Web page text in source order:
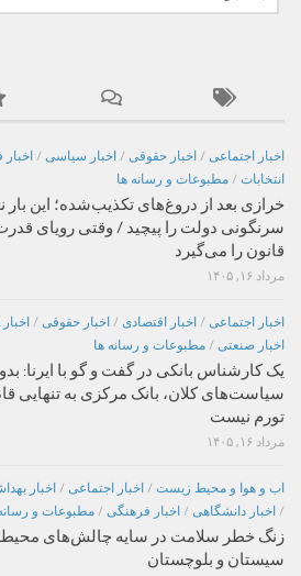
برای:
اخبار اجتماعی / اخبار حقوقی / اخبار سیاسی /
انتخابات / مطبوعات و رسانه ها
خرازی بعد از دروغ‌های تکذیب‌شده؛ این بار
سرنگونی دولت را پیچید / وقتی رویای
قانون را می‌گیرد
مرداد ۱۶, ۱۴۰۵
اخبار اجتماعی / اخبار اقتصادی / اخبار حقوقی /
اخبار صنعتی / مطبوعات و رسانه ها
یک کارشناس بانکی در گفت و گو با ایرنا:
سیاست‌های کلان، بانک مرکزی به تنهایی
تورم نیست
مرداد ۱۶, ۱۴۰۵
اب و هوا و محیط زیست / اخبار اجتماعی / اخبار
/ اخبار دانشگاهی / اخبار فرهنگی / مطبوعات و
زنگ خطر سلامت در سایه چالش‌های محیط
سیستان و بلوچستان